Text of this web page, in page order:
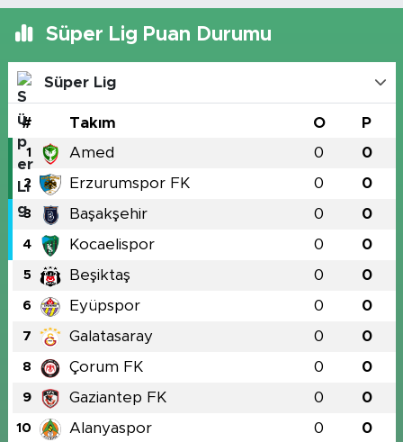
Süper Lig Puan Durumu
Süper Lig
# Takım O P
1 Amed 0 0
2 Erzurumspor FK 0 0
3 Başakşehir 0 0
4 Kocaelispor 0 0
5 Beşiktaş 0 0
6 Eyüpspor 0 0
7 Galatasaray 0 0
8 Çorum FK 0 0
9 Gaziantep FK 0 0
10 Alanyaspor 0 0